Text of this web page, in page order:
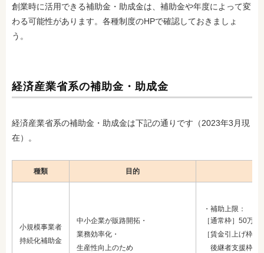
創業時に活用できる補助金・助成金は、補助金や年度によって変
わる可能性があります。各種制度のHPで確認しておきましょ
う。
経済産業省系の補助金・助成金
経済産業省系の補助金・助成金は下記の通りです（2023年3月現
在）。
種類 目的
小規模事業者
持続化補助金
中小企業が販路開拓・
業務効率化・
生産性向上のため
・補助上限：
［通常枠］50万円
［賃金引上げ枠・
後継者支援枠・